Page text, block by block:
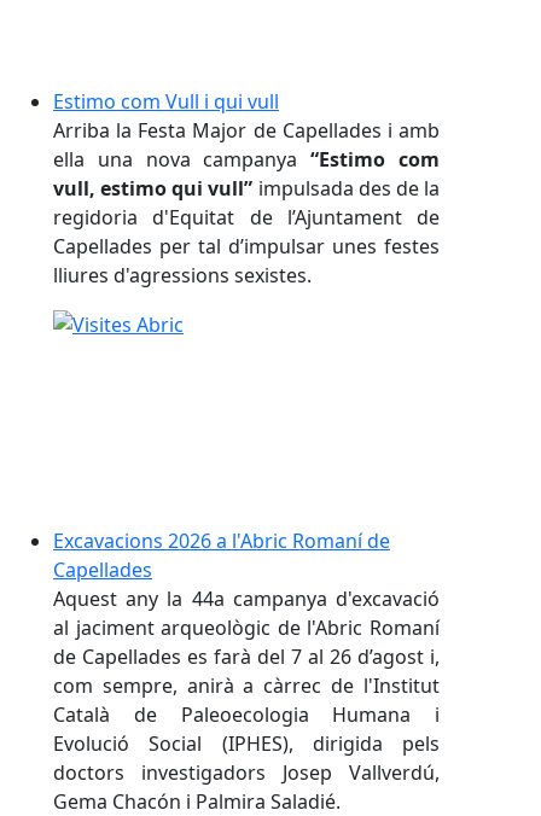
Estimo com Vull i qui vull
Arriba la Festa Major de Capellades i amb
ella una nova campanya“Estimo com
vull, estimo qui vull” impulsada des de la
regidoria d'Equitat de l’Ajuntament de
Capellades per tal d’impulsar unes festes
lliures d'agressions sexistes.
Excavacions 2026 a l'Abric Romaní de
Capellades
Aquest any la 44a campanya d'excavació
al jaciment arqueològic de l'Abric Romaní
de Capellades es farà del 7 al 26 d’agost i,
com sempre, anirà a càrrec de l'Institut
Català de Paleoecologia Humana i
Evolució Social (IPHES), dirigida pels
doctors investigadors Josep Vallverdú,
Gema Chacón i Palmira Saladié.